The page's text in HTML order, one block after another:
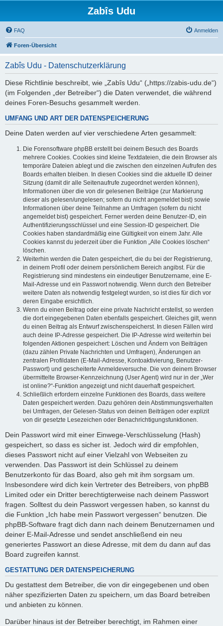
Zabîs Udu
FAQ Anmelden
Foren-Übersicht
Zabîs Udu - Datenschutzerklärung
Diese Richtlinie beschreibt, wie „Zabîs Udu“ („https://zabis-udu.de“)
(im Folgenden „der Betreiber“) die Daten verwendet, die während
deines Foren-Besuchs gesammelt werden.
UMFANG UND ART DER DATENSPEICHERUNG
Deine Daten werden auf vier verschiedene Arten gesammelt:
Die Forensoftware phpBB erstellt bei deinem Besuch des Boards
mehrere Cookies. Cookies sind kleine Textdateien, die dein Browser als
temporäre Dateien ablegt und die zwischen den einzelnen Aufrufen des
Boards erhalten bleiben. In diesen Cookies sind die aktuelle ID deiner
Sitzung (damit dir alle Seitenaufrufe zugeordnet werden können),
Informationen über die von dir gelesenen Beiträge (zur Markierung
dieser als gelesen/ungelesen; sofern du nicht angemeldet bist) sowie
Informationen über deine Teilnahme an Umfragen (sofern du nicht
angemeldet bist) gespeichert. Ferner werden deine Benutzer-ID, ein
Authentifizierungsschlüssel und eine Session-ID gespeichert. Die
Cookies haben standardmäßig eine Gültigkeit von einem Jahr. Alle
Cookies kannst du jederzeit über die Funktion „Alle Cookies löschen“
löschen.
Weiterhin werden die Daten gespeichert, die du bei der Registrierung,
in deinem Profil oder deinem persönlichem Bereich angibst. Für die
Registrierung sind mindestens ein eindeutiger Benutzername, eine E-
Mail-Adresse und ein Passwort notwendig. Wenn durch den Betreiber
weitere Daten als notwendig festgelegt wurden, so ist dies für dich vor
deren Eingabe ersichtlich.
Wenn du einen Beitrag oder eine private Nachricht erstellst, so werden
die dort eingegebenen Daten ebenfalls gespeichert. Gleiches gilt, wenn
du einen Beitrag als Entwurf zwischenspeicherst. In diesen Fällen wird
auch deine IP-Adresse gespeichert. Die IP-Adresse wird weiterhin bei
folgenden Aktionen gespeichert: Löschen und Ändern von Beiträgen
(dazu zählen Private Nachrichten und Umfragen), Änderungen an
zentralen Profildaten (E-Mail-Adresse, Kontoaktivierung, Benutzer-
Passwort) und gescheiterte Anmeldeversuche. Die von deinem Browser
übermittelte Browser-Kennzeichnung (User Agent) wird nur in der „Wer
ist online?“-Funktion angezeigt und nicht dauerhaft gespeichert.
Schließlich erfordern einzelne Funktionen des Boards, dass weitere
Daten gespeichert werden. Dazu gehören dein Abstimmungsverhalten
bei Umfragen, der Gelesen-Status von deinen Beiträgen oder explizit
von dir gesetzte Lesezeichen oder Benachrichtigungsfunktionen.
Dein Passwort wird mit einer Einwege-Verschlüsselung (Hash)
gespeichert, so dass es sicher ist. Jedoch wird dir empfohlen,
dieses Passwort nicht auf einer Vielzahl von Webseiten zu
verwenden. Das Passwort ist dein Schlüssel zu deinem
Benutzerkonto für das Board, also geh mit ihm sorgsam um.
Insbesondere wird dich kein Vertreter des Betreibers, von phpBB
Limited oder ein Dritter berechtigterweise nach deinem Passwort
fragen. Solltest du dein Passwort vergessen haben, so kannst du
die Funktion „Ich habe mein Passwort vergessen“ benutzen. Die
phpBB-Software fragt dich dann nach deinem Benutzernamen und
deiner E-Mail-Adresse und sendet anschließend ein neu
generiertes Passwort an diese Adresse, mit dem du dann auf das
Board zugreifen kannst.
GESTATTUNG DER DATENSPEICHERUNG
Du gestattest dem Betreiber, die von dir eingegebenen und oben
näher spezifizierten Daten zu speichern, um das Board betreiben
und anbieten zu können.
Darüber hinaus ist der Betreiber berechtigt, im Rahmen einer